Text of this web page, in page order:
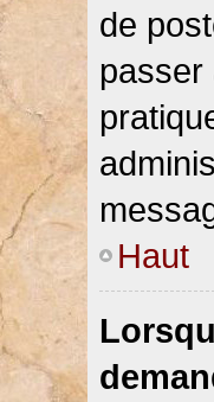
de
passer
Haut